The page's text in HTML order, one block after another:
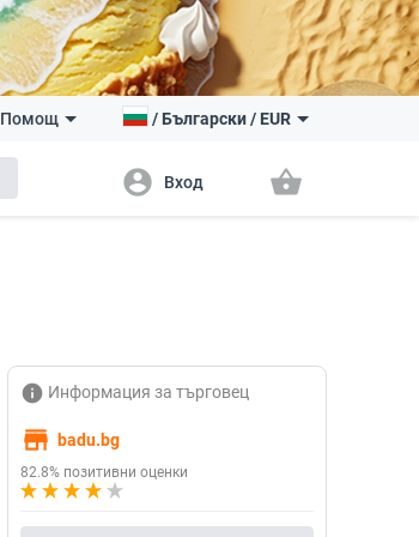
Помощ /Български/ EUR
account_circle Вход shopping_basket
info Информация за търговец
store badu.bg
82.8% позитивни оценки